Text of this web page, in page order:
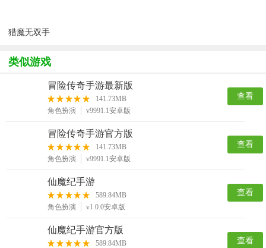
猎魔无双手
版
类似游戏
冒险传奇手游最新版
141.73MB
角色扮演
v9991.1安卓版
查看
冒险传奇手游官方版
141.73MB
角色扮演
v9991.1安卓版
查看
仙魔纪手游
589.84MB
角色扮演
v1.0.0安卓版
查看
仙魔纪手游官方版
589.84MB
查看